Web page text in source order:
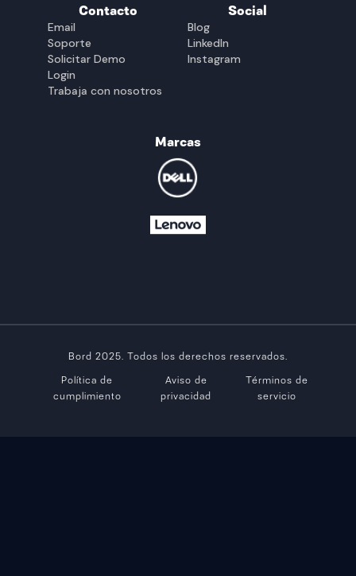
Contacto
Email
Soporte
Solicitar Demo
Login
Trabaja con nosotros
Social
Blog
LinkedIn
Instagram
Marcas
Bord 2025. Todos los derechos reservados.
Política de
cumplimiento
Aviso de
privacidad
Términos de
servicio